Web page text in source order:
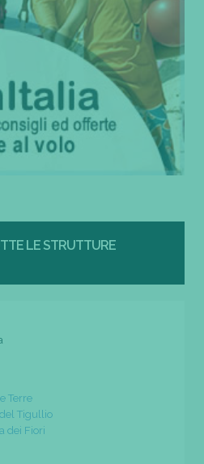
LE STRUTTURE
Terre
Tigullio
dei Fiori